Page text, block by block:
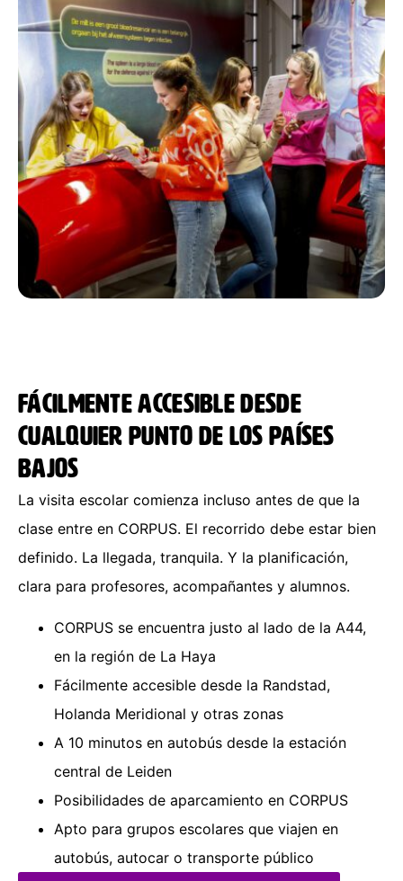
Fácilmente accesible desde
cualquier punto de los Países
Bajos
La visita escolar comienza incluso antes de que la
clase entre en CORPUS. El recorrido debe estar bien
definido. La llegada, tranquila. Y la planificación,
clara para profesores, acompañantes y alumnos.
CORPUS se encuentra justo al lado de la A44,
en la región de La Haya
Fácilmente accesible desde la Randstad,
Holanda Meridional y otras zonas
A 10 minutos en autobús desde la estación
central de Leiden
Posibilidades de aparcamiento en CORPUS
Apto para grupos escolares que viajen en
autobús, autocar o transporte público